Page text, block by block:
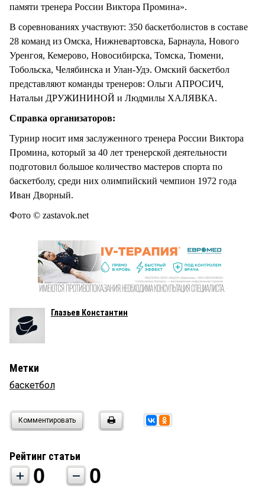
памяти тренера России Виктора Промина».
В соревнованиях участвуют: 350 баскетболистов в составе
28 команд из Омска, Нижневартовска, Барнаула, Нового
Уренгоя, Кемерово, Новосибирска, Томска, Тюмени,
Тобольска, Челябинска и Улан-Удэ. Омский баскетбол
представляют команды тренеров: Ольги АПРОСИЧ,
Натальи ДРУЖИНИНОЙ и Людмилы ХАЛЯВКА.
Справка организаторов:
Турнир носит имя заслуженного тренера России Виктора
Промина, который за 40 лет тренерской деятельности
подготовил большое количество мастеров спорта по
баскетболу, среди них олимпийский чемпион 1972 года
Иван Дворный.
Фото © zastavok.net
Глазьев Константин
Метки
баскетбол
Комментировать
Рейтинг статьи
0 0